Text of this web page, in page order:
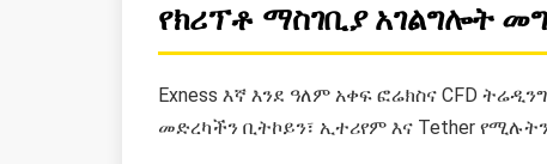
የክሪፕቶ ማስገቢያ አገልግሎት
Exness እኛ እንደ ዓለም አቀፍ ፎሬክስና CFD
መድረካችን ቢትኮይን፣ ኢተሪየም እና Tether